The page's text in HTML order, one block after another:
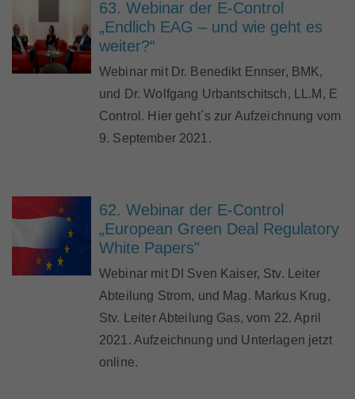
63. Webinar der E-Control
„Endlich EAG – und wie geht es
weiter?“
Webinar mit Dr. Benedikt Ennser, BMK,
und Dr. Wolfgang Urbantschitsch, LL.M, E
Control. Hier geht´s zur Aufzeichnung vom
9. September 2021.
62. Webinar der E-Control
„European Green Deal Regulatory
White Papers"
Webinar mit DI Sven Kaiser, Stv. Leiter
Abteilung Strom, und Mag. Markus Krug,
Stv. Leiter Abteilung Gas, vom 22. April
2021. Aufzeichnung und Unterlagen jetzt
online.